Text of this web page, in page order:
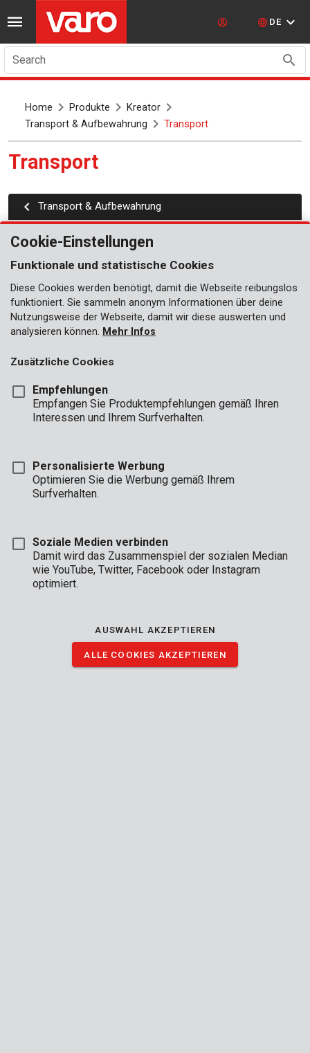
DE
Search
Home Produkte
Kreator
Transport & Aufbewahrung
Transport
Transport
Transport & Aufbewahrung
Transportwagen
Arbeitsbühnen
Klappwagen
Handwagen
Fahrzeugrampe
KRT670001
Transportroller / Möbelhund 290 x 580mm, 200kg
Cookie-Einstellungen
Funktionale und statistische Cookies
Diese Cookies werden benötigt, damit die Webseite reibungslos
funktioniert. Sie sammeln anonym Informationen über deine
Nutzungsweise der Webseite, damit wir diese auswerten und
analysieren können. Mehr Infos
Zusätzliche Cookies
Empfehlungen
Empfangen Sie Produktempfehlungen gemäß Ihren
Interessen und Ihrem Surfverhalten.
Personalisierte Werbung
Optimieren Sie die Werbung gemäß Ihrem
Surfverhalten.
Soziale Medien verbinden
Damit wird das Zusammenspiel der sozialen Median
wie YouTube, Twitter, Facebook oder Instagram
optimiert.
AUSWAHL AKZEPTIEREN
ALLE COOKIES AKZEPTIEREN